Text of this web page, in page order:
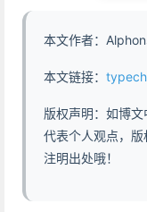
本文作者：
本文链接： typecho实现
版权声明：如博
代表个人观点，版
注明出处哦！